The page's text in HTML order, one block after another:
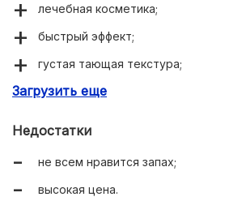
лечебная косметика;
быстрый эффект;
густая тающая текстура;
снижает чувствительность;
Загрузить еще
Недостатки
не всем нравится запах;
высокая цена.